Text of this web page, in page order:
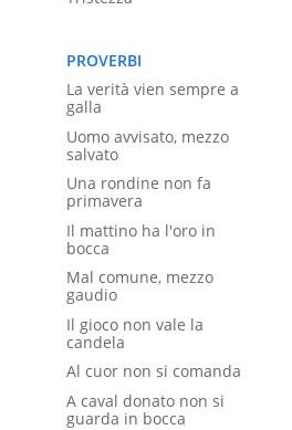
PROVERBI
La verità vien sempre a
galla
Uomo avvisato, mezzo
salvato
Una rondine non fa
primavera
Il mattino ha l'oro in
bocca
Mal comune, mezzo
gaudio
Il gioco non vale la
candela
Al cuor non si comanda
A caval donato non si
guarda in bocca